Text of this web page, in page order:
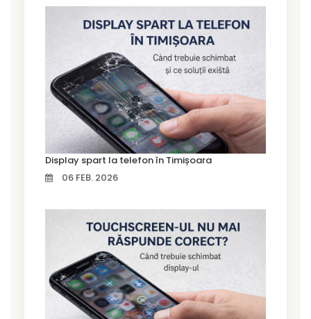
Display spart la telefon în Timișoara
06 FEB. 2026